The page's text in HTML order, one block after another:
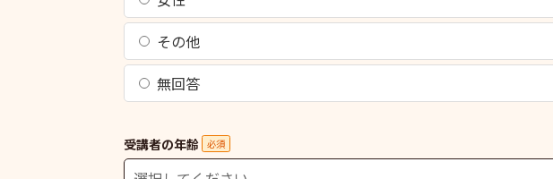
その他
無回答
受講者の年齢 必須